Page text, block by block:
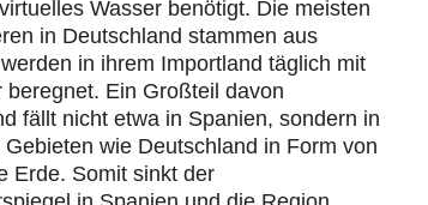
Wasser benötigt. Die meisten
in Deutschland stammen aus
in ihrem Importland täglich mit
beregnet. Ein Großteil davon
fällt nicht etwa in Spanien, sondern in
wie Deutschland in Form von
Erde. Somit sinkt der